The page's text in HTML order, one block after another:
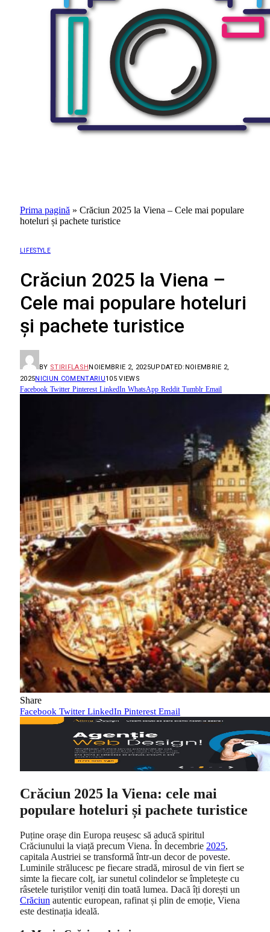
Prima pagină » Crăciun 2025 la Viena – Cele mai populare
hoteluri și pachete turistice
LIFESTYLE
Crăciun 2025 la Viena –
Cele mai populare hoteluri
și pachete turistice
BY STIRIFLASHNOIEMBRIE 2, 2025UPDATED: NOIEMBRIE 2,
2025NICIUN COMENTARIU105VIEWS
Facebook Twitter Pinterest LinkedIn WhatsApp Reddit Tumblr Email
Share
Facebook Twitter LinkedIn Pinterest Email
Crăciun 2025 la Viena: cele mai
populare hoteluri și pachete turistice
Puține orașe din Europa reușesc să aducă spiritul
Crăciunului la viață precum Viena. În decembrie 2025,
capitala Austriei se transformă într-un decor de poveste.
Luminile strălucesc pe fiecare stradă, mirosul de vin fiert se
simte la fiecare colț, iar sunetul colindelor se împletește cu
râsetele turiștilor veniți din toată lumea. Dacă îți dorești un
Crăciun autentic european, rafinat și plin de emoție, Viena
este destinația ideală.